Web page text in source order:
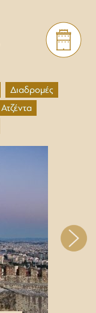
Διαδρομές
Ατζέντα